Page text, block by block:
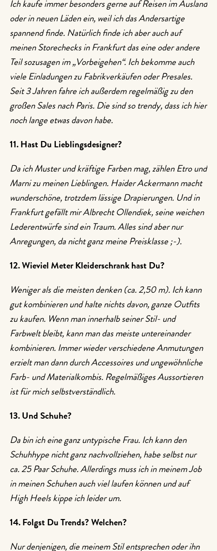
Ich kaufe immer besonders gerne auf Reisen im Ausland
oder in neuen Läden ein, weil ich das Andersartige
spannend finde. Natürlich finde ich aber auch auf
meinen Storechecks in Frankfurt das eine oder andere
Teil sozusagen im „Vorbeigehen“. Ich bekomme auch
viele Einladungen zu Fabrikverkäufen oder Presales.
Seit 3 Jahren fahre ich außerdem regelmäßig zu den
großen Sales nach Paris. Die sind so trendy, dass ich hier
noch lange etwas davon habe.
11. Hast Du Lieblingsdesigner?
Da ich Muster und kräftige Farben mag, zählen Etro und
Marni zu meinen Lieblingen. Haider Ackermann macht
wunderschöne, trotzdem lässige Drapierungen. Und in
Frankfurt gefällt mir Albrecht Ollendiek, seine weichen
Lederentwürfe sind ein Traum. Alles sind aber nur
Anregungen, da nicht ganz meine Preisklasse ;-).
12. Wieviel Meter Kleiderschrank hast Du?
Weniger als die meisten denken (ca. 2,50 m). Ich kann
gut kombinieren und halte nichts davon, ganze Outfits
zu kaufen. Wenn man innerhalb seiner Stil- und
Farbwelt bleibt, kann man das meiste untereinander
kombinieren. Immer wieder verschiedene Anmutungen
erzielt man dann durch Accessoires und ungewöhnliche
Farb- und Materialkombis. Regelmäßiges Aussortieren
ist für mich selbstverständlich.
13. Und Schuhe?
Da bin ich eine ganz untypische Frau. Ich kann den
Schuhhype nicht ganz nachvollziehen, habe selbst nur
ca. 25 Paar Schuhe. Allerdings muss ich in meinem Job
in meinen Schuhen auch viel laufen können und auf
High Heels kippe ich leider um.
14. Folgst Du Trends? Welchen?
Nur denjenigen, die meinem Stil entsprechen oder ihn